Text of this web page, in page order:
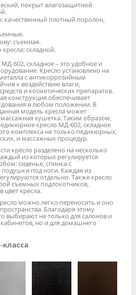
покрыт влагозащитной
качественный плотный поролон,
съемная.
складной.
602, складное – это удобное и
Кресло установлено на
с антикоррозийным
к воздействию влаги,
и косметических препаратов.
конструкция обеспечивает
в любом положении. В
модель кресла может
массажная кушетка. Таким образом,
кресло МД-602, складное
комплекса не только педикюрных,
и массажных процедур.
кресло разделено на несколько
из которых регулируется
сиденье, спинка с
под ноги. Каждая из
отдельно. Также кресло
съемных подлокотников,
кресла.
можно легко переносить и оно
Благодаря этому
выбирают не только для салонов и
но и для домашнего